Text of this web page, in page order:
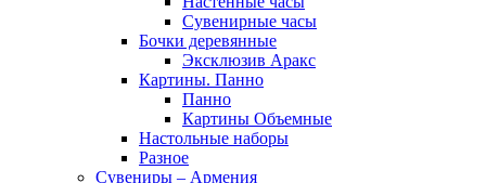
Сувенирные часы
Бочки деревянные
Эксклюзив Аракс
Картины. Панно
Панно
Картины Объемные
Настольные наборы
Разное
Сувениры – Армения